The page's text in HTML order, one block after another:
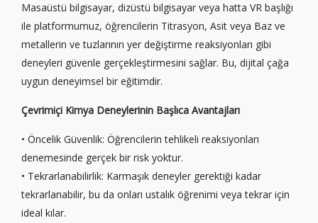
Masaüstü bilgisayar, dizüstü bilgisayar veya hatta VR başlığı
ile platformumuz, öğrencilerin Titrasyon, Asit veya Baz ve
metallerin ve tuzlarının yer değiştirme reaksiyonları gibi
deneyleri güvenle gerçekleştirmesini sağlar. Bu, dijital çağa
uygun deneyimsel bir eğitimdir.
Çevrimiçi Kimya Deneylerinin Başlıca Avantajları
• Öncelik Güvenlik: Öğrencilerin tehlikeli reaksiyonları
denemesinde gerçek bir risk yoktur.
• Tekrarlanabilirlik: Karmaşık deneyler gerektiği kadar
tekrarlanabilir, bu da onları ustalık öğrenimi veya tekrar için
ideal kılar.